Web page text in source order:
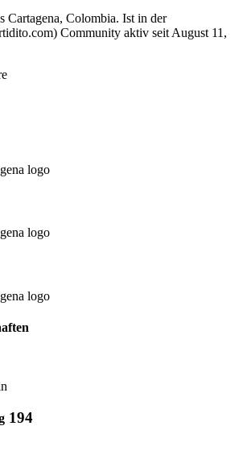
Cartagena, Colombia. Ist in der
Community aktiv seit August 11,
194